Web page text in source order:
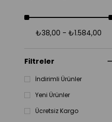
₺38,00 - ₺1.584,00
Filtreler
İndirimli Ürünler
Yeni Ürünler
Ücretsiz Kargo